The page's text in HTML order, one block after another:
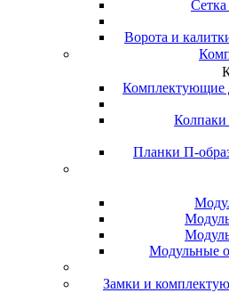
Ворота и
Комплектующие
Планки П-
Модульные
Замки и